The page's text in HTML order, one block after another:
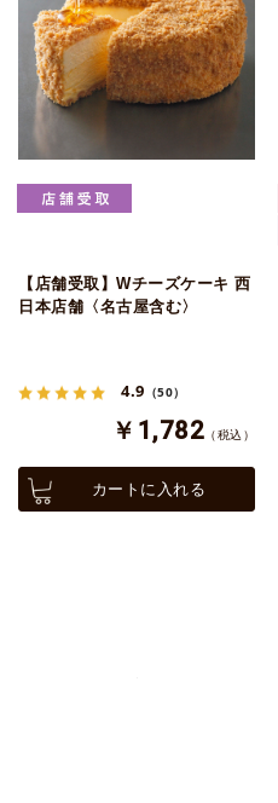
【店舗受取】Wチーズケーキ 西
日本店舗〈名古屋含む〉
4.9 （50）
￥1,782 （税込）
カートに入れる